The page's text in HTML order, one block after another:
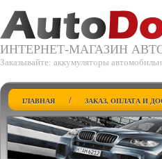
ИНТЕРНЕТ-МАГАЗИН
Заказывайте: аккумуляторы
ГЛАВНАЯ / ЗАКАЗ, ОПЛАТА И